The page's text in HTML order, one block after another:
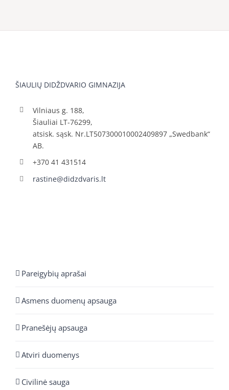
ŠIAULIŲ DIDŽDVARIO GIMNAZIJA
Vilniaus g. 188,
Šiauliai LT-76299,
atsisk. sąsk. Nr.LT507300010002409897 „Swedbank“
AB.
+370 41 431514
rastine@didzdvaris.lt
Pareigybių aprašai
Asmens duomenų apsauga
Pranešėjų apsauga
Atviri duomenys
Civilinė sauga